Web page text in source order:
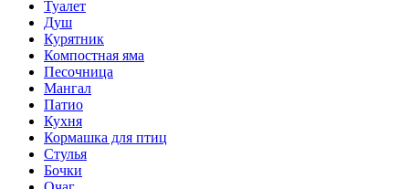
Туалет
Душ
Курятник
Компостная яма
Песочница
Мангал
Патио
Кухня
Кормашка для птиц
Стулья
Бочки